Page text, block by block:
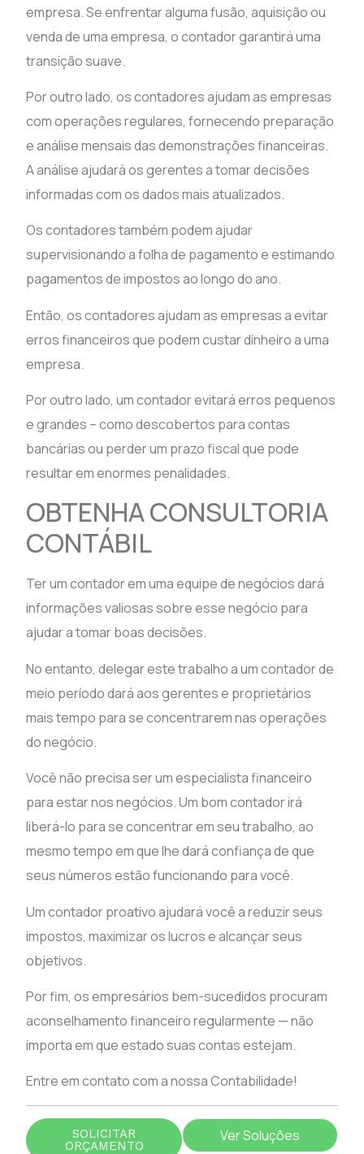
empresa. Se enfrentar alguma fusão, aquisição ou
venda de uma empresa, o contador garantirá uma
transição suave.
Por outro lado, os contadores ajudam as empresas
com operações regulares, fornecendo preparação
e análise mensais das demonstrações financeiras.
A análise ajudará os gerentes a tomar decisões
informadas com os dados mais atualizados.
Os contadores também podem ajudar
supervisionando a folha de pagamento e estimando
pagamentos de impostos ao longo do ano.
Então, os contadores ajudam as empresas a evitar
erros financeiros que podem custar dinheiro a uma
empresa.
Por outro lado, um contador evitará erros pequenos
e grandes – como descobertos para contas
bancárias ou perder um prazo fiscal que pode
resultar em enormes penalidades.
OBTENHA CONSULTORIA
CONTÁBIL
Ter um contador em uma equipe de negócios dará
informações valiosas sobre esse negócio para
ajudar a tomar boas decisões.
No entanto, delegar este trabalho a um contador de
meio período dará aos gerentes e proprietários
mais tempo para se concentrarem nas operações
do negócio.
Você não precisa ser um especialista financeiro
para estar nos negócios. Um bom contador irá
liberá-lo para se concentrar em seu trabalho, ao
mesmo tempo em que lhe dará confiança de que
seus números estão funcionando para você.
Um contador proativo ajudará você a reduzir seus
impostos, maximizar os lucros e alcançar seus
objetivos.
Por fim, os empresários bem-sucedidos procuram
aconselhamento financeiro regularmente — não
importa em que estado suas contas estejam.
Entre em contato com a nossa Contabilidade!
SOLICITAR
ORÇAMENTO
Ver Soluções